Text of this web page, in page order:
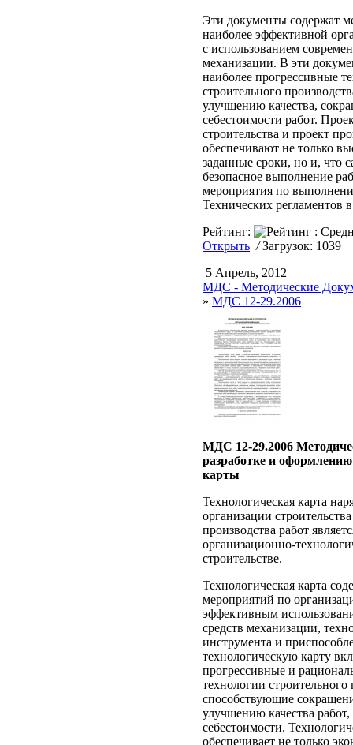
Эти документы содержат
наиболее эффективной
с использованием
механизации. В эти
наиболее прогрессивные
строительного
улучшению качества,
себестоимости работ.
строительства и проект
обеспечивают не только
заданные сроки, но и, что
безопасное выполнение
мероприятия по
Технических регламентов
Рейтинг:
Открыть /Загрузок: 1039
5 Апрель, 2012
МДС - Методические
» МДС 12-29.2006
МДС 12-29.2006
разработке и
карты
Технологическая карта
организации
производства работ
организационно-
строительстве.
Технологическая карта
мероприятий по
эффективным
средств механизации,
инструмента и
технологическую карту
прогрессивные и
технологии строительного
способствующие
улучшению качества
себестоимости.
обеспечивает не только